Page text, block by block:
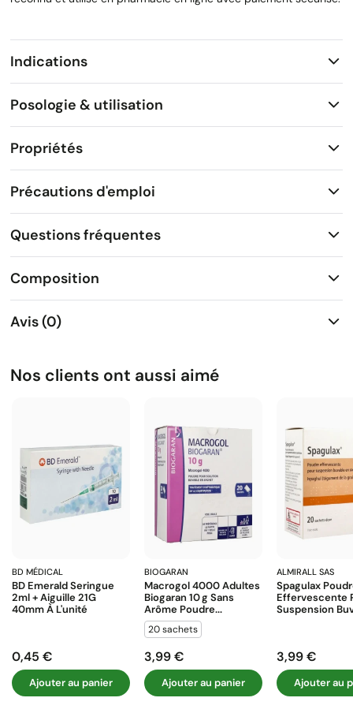
Indications
Posologie & utilisation
Propriétés
Précautions d'emploi
Questions fréquentes
Composition
Avis (0)
Nos clients ont aussi aimé
BD MÉDICAL
BD Emerald Seringue
2ml + Aiguille 21G
40mm À L'unité
Prix
0,45 €
Ajouter au panier
BIOGARAN
Macrogol 4000 Adultes
Biogaran 10 G Sans
Arôme Poudre...
20 sachets
Prix
3,99 €
Ajouter au panier
ALMIRALL SAS
Spagulax
Effervescente
Suspension
Prix
3,99 €
Ajouter au